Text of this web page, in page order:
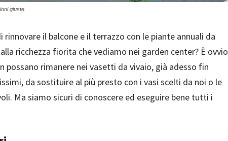
giuste.
il balcone e il terrazzo con le piante annuali da
ricchezza fiorita che vediamo nei garden center? È ovvio
possano rimanere nei vasetti da vivaio, già adesso fin
da sostituire al più presto con i vasi scelti da noi o le
Ma siamo sicuri di conoscere ed eseguire bene tutti i